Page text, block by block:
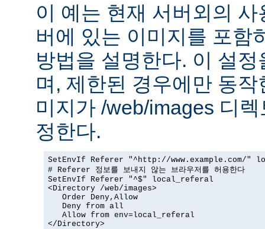
이 예는 현재 서버외의
버에 있는 이미지를 포함
방법을 설명한다. 이 설
며, 제한된 경우에만 동
미지가 /web/images 디
정한다.
SetEnvIf Referer "^http://www.example.com/"
# Referer 정보를 보내지 않는 브라우저를 허용한다
SetEnvIf Referer "^$" local_referal
<Directory /web/images>
   Order Deny,Allow
   Deny from all
   Allow from env=local_referal
</Directory>